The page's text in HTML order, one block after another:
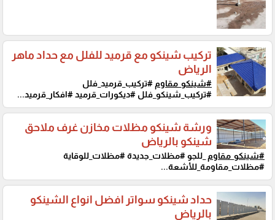
تركيب شينكو مع قرميد للفلل مع حداد ماهر
الرياض
#شينكو_مقاوم #تركيب_قرميد_فلل
#تركيب_شينكو_فلل #ديكورات_قرميد #افكار_قرميد...
ورشة شينكو مظلات مخازن غرف ملاحق
شينكو بالرياض
#شينكو_مقاوم _للجو #مظلات_جديدة #مظلات_للوقاية
#مظلات_مقاومة_للأشعة...
حداد شينكو سواتر افضل انواع الشينكو
بالرياض